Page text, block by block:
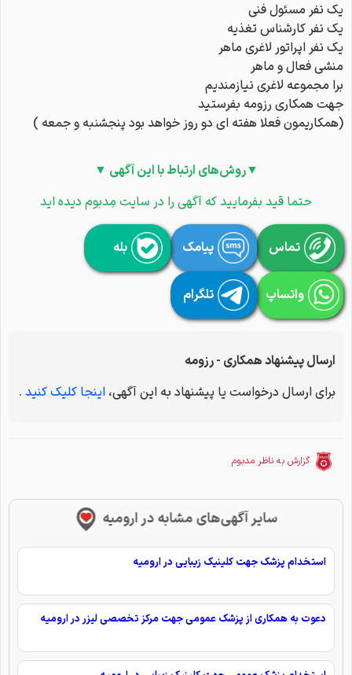
یک نفر مسئول فنی
یک نفر کارشناس تغذیه
یک نفر اپراتور لاغری ماهر
منشی فعال و ماهر
برا مجموعه لاغری نیازمندیم
جهت همکاری رزومه بفرستید
(همکاریمون فعلا هفته ای دو روز خواهد بود پنجشنبه و جمعه )
▼روش‌های ارتباط با این آگهی ▼
حتما قید بفرمایید که آگهی را در سایت مِدبوم دیده اید
تماس پیامک بله
واتساپ تلگرام
ارسال پیشنهاد همکاری - رزومه
برای ارسال درخواست یا پیشنهاد به این آگهی، اینجا کلیک کنید .
گزارش به ناظر مدبوم
سایر آگهی‌های مشابه در ارومیه
استخدام پزشک جهت کلینیک زیبایی در ارومیه
دعوت به همکاری از پزشک عمومی جهت مرکز تخصصی لیزر در ارومیه